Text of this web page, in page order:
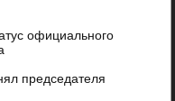
официального
председателя